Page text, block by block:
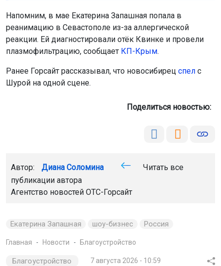
Напомним, в мае Екатерина Запашная попала в
реанимацию в Севастополе из-за аллергической
реакции. Ей диагностировали отёк Квинке и провели
плазмофильтрацию, сообщает КП-Крым.
Ранее Горсайт рассказывал, что новосибирец спел с
Шурой на одной сцене.
Поделиться новостью:
Автор: Диана Соломина
Читать все
публикации автора
Агентство новостей ОТС-Горсайт
Екатерина Запашная шоу-бизнес Россия
Главная Новости Благоустройство
Благоустройство 7 августа 2026 - 10:59